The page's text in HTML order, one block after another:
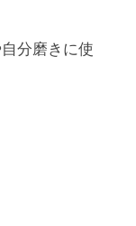
分磨きに使